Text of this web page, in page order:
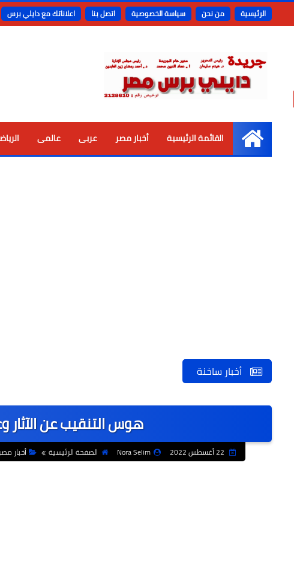
الرئيسية من نحن سياسة الخصوصية اتصل بنا اعلاناتك مع دايلي برس
الرئيسية
القائمة الرئيسية أخبار مصر عربى عالمى
أخبار ساخنة
هوس التنقيب عن الآثار
Nora Selim الصفحة الرئيسية أخبار مصر